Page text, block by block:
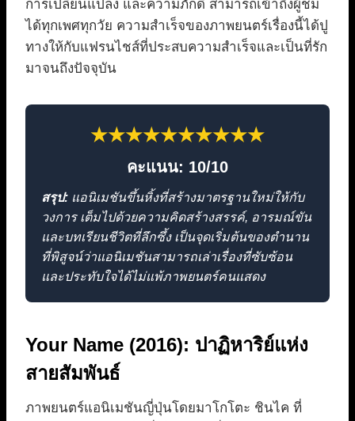
การเปลี่ยนแปลง และความภักดี สามารถเข้าถึงผู้ชม
ได้ทุกเพศทุกวัย ความสำเร็จของภาพยนตร์เรื่องนี้ได้ปู
ทางให้กับแฟรนไชส์ที่ประสบความสำเร็จและเป็นที่รัก
มาจนถึงปัจจุบัน
★★★★★★★★★★
คะแนน: 10/10
สรุป: แอนิเมชันขึ้นหิ้งที่สร้างมาตรฐานใหม่ให้กับ
วงการ เต็มไปด้วยความคิดสร้างสรรค์, อารมณ์ขัน
และบทเรียนชีวิตที่ลึกซึ้ง เป็นจุดเริ่มต้นของตำนาน
ที่พิสูจน์ว่าแอนิเมชันสามารถเล่าเรื่องที่ซับซ้อน
และประทับใจได้ไม่แพ้ภาพยนตร์คนแสดง
Your Name (2016): ปาฏิหาริย์แห่ง
สายสัมพันธ์
ภาพยนตร์แอนิเมชันญี่ปุ่นโดยมาโกโตะ ชินไค ที่